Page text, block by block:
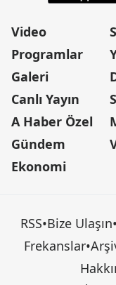
Video
Programlar
Galeri
Canlı Yayın
A Haber Özel
Gündem
Ekonomi
RSS•Bize Ulaşın•
Frekanslar•